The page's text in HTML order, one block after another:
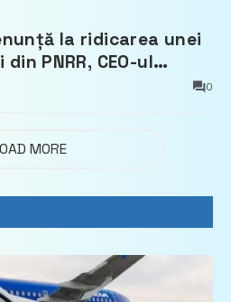
la ridicarea unei
PNRR, CEO-ul
0
MORE